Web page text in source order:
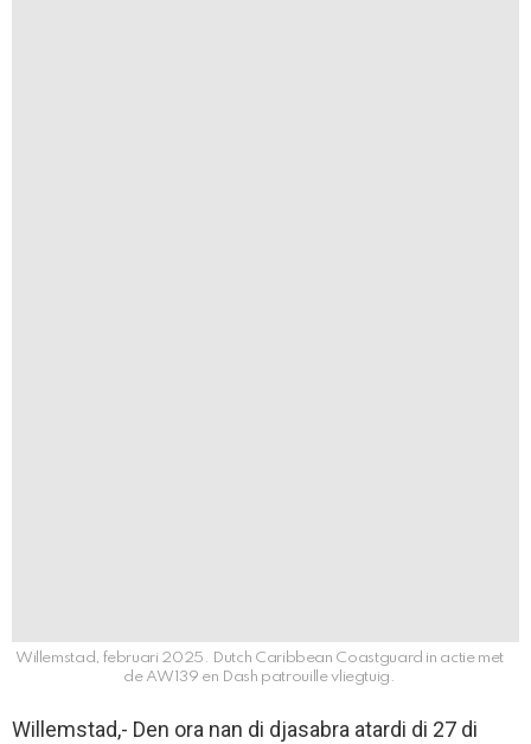
Willemstad, februari 2025. Dutch Caribbean Coastguard in actie met
de AW139 en Dash patrouille vliegtuig.
Willemstad,- Den ora nan di djasabra atardi di 27 di